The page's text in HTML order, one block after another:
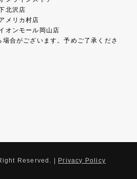
北沢店
メリカ村店
オンモール岡山店
合がございます。予めご了承くださ
Reserved. | Privacy Policy